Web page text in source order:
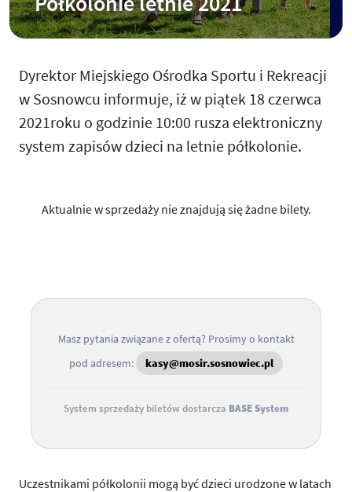
Dyrektor Miejskiego Ośrodka Sportu i Rekreacji
w Sosnowcu informuje, iż w piątek 18 czerwca
2021roku o godzinie 10:00 rusza elektroniczny
system zapisów dzieci na letnie półkolonie.
Aktualnie w sprzedaży nie znajdują się żadne bilety.
Masz pytania związane z ofertą? Prosimy o kontakt
pod adresem:
kasy@mosir.sosnowiec.pl
System sprzedaży biletów dostarcza BASE System
Uczestnikami półkolonii mogą być dzieci urodzone w latach